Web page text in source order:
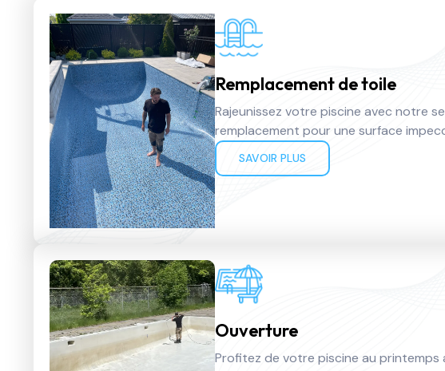
Remplacement de toile
Rajeunissez votre piscine avec notre
remplacement pour une surface
SAVOIR PLUS
Ouverture
Profitez de votre piscine au printemps